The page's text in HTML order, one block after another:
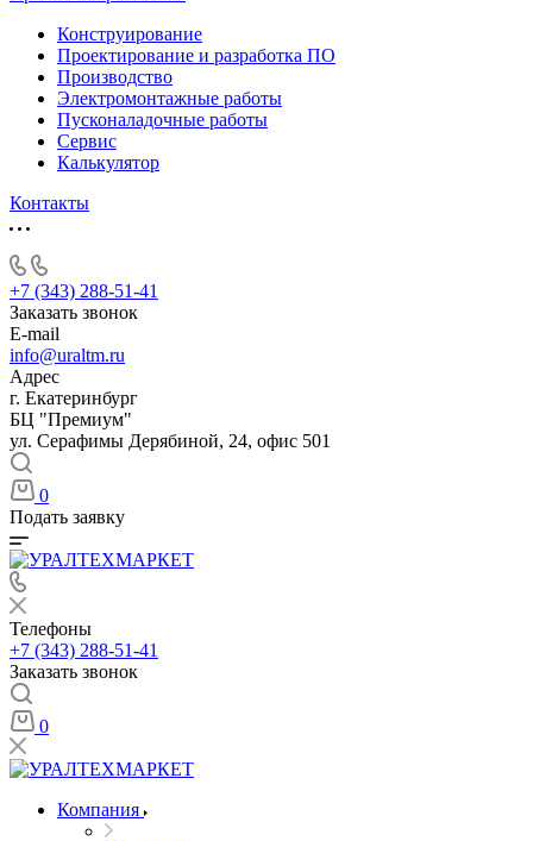
Конструирование
Проектирование и разработка ПО
Производство
Электромонтажные работы
Пусконаладочные работы
Сервис
Калькулятор
Контакты
+7 (343) 288-51-41
Заказать звонок
E-mail
info@uraltm.ru
Адрес
г. Екатеринбург
БЦ "Премиум"
ул. Серафимы Дерябиной, 24, офис 501
0
Подать заявку
Телефоны
+7 (343) 288-51-41
Заказать звонок
0
Компания